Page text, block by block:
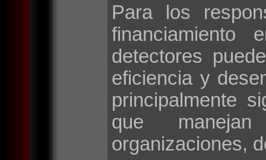
Para los
financiamiento
detectores
eficiencia y
principalmente
que
organizaciones,